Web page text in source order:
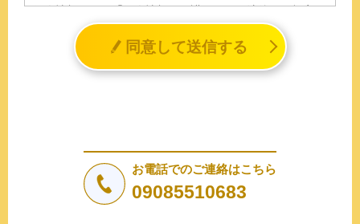
個人情報とは、「個人情報の保護に関する法律」に規定さ
れる生存する個人に関する情報であって、氏名、生年月日
その他の記述等により特定の個人を識別することができる
情報（個人識別情報）を指します。
a.応募者等からのお問い合わせに対応・管理するため
b.本ウェブサイトにおけるサービスの提供・運用のため
同意して送信する
お電話でのご連絡はこちら
09085510683